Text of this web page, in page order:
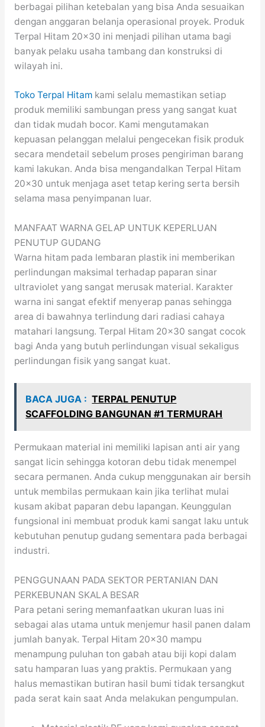
berbagai pilihan ketebalan yang bisa Anda sesuaikan
dengan anggaran belanja operasional proyek. Produk
Terpal Hitam 20×30 ini menjadi pilihan utama bagi
banyak pelaku usaha tambang dan konstruksi di
wilayah ini.
Toko Terpal Hitamkami selalu memastikan setiap
produk memiliki sambungan press yang sangat kuat
dan tidak mudah bocor. Kami mengutamakan
kepuasan pelanggan melalui pengecekan fisik produk
secara mendetail sebelum proses pengiriman barang
kami lakukan. Anda bisa mengandalkan Terpal Hitam
20×30 untuk menjaga aset tetap kering serta bersih
selama masa penyimpanan luar.
MANFAAT WARNA GELAP UNTUK KEPERLUAN
PENUTUP GUDANG
Warna hitam pada lembaran plastik ini memberikan
perlindungan maksimal terhadap paparan sinar
ultraviolet yang sangat merusak material. Karakter
warna ini sangat efektif menyerap panas sehingga
area di bawahnya terlindung dari radiasi cahaya
matahari langsung. Terpal Hitam 20×30 sangat cocok
bagi Anda yang butuh perlindungan visual sekaligus
perlindungan fisik yang sangat kuat.
BACA JUGA : TERPAL PENUTUP
SCAFFOLDING BANGUNAN #1 TERMURAH
Permukaan material ini memiliki lapisan anti air yang
sangat licin sehingga kotoran debu tidak menempel
secara permanen. Anda cukup menggunakan air bersih
untuk membilas permukaan kain jika terlihat mulai
kusam akibat paparan debu lapangan. Keunggulan
fungsional ini membuat produk kami sangat laku untuk
kebutuhan penutup gudang sementara pada berbagai
industri.
PENGGUNAAN PADA SEKTOR PERTANIAN DAN
PERKEBUNAN SKALA BESAR
Para petani sering memanfaatkan ukuran luas ini
sebagai alas utama untuk menjemur hasil panen dalam
jumlah banyak. Terpal Hitam 20×30 mampu
menampung puluhan ton gabah atau biji kopi dalam
satu hamparan luas yang praktis. Permukaan yang
halus memastikan butiran hasil bumi tidak tersangkut
pada serat kain saat Anda melakukan pengumpulan.